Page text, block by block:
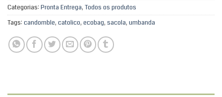
Categorias: Pronta Entrega, Todos os produtos
Tags: candomble, catolico, ecobag, sacola, umbanda